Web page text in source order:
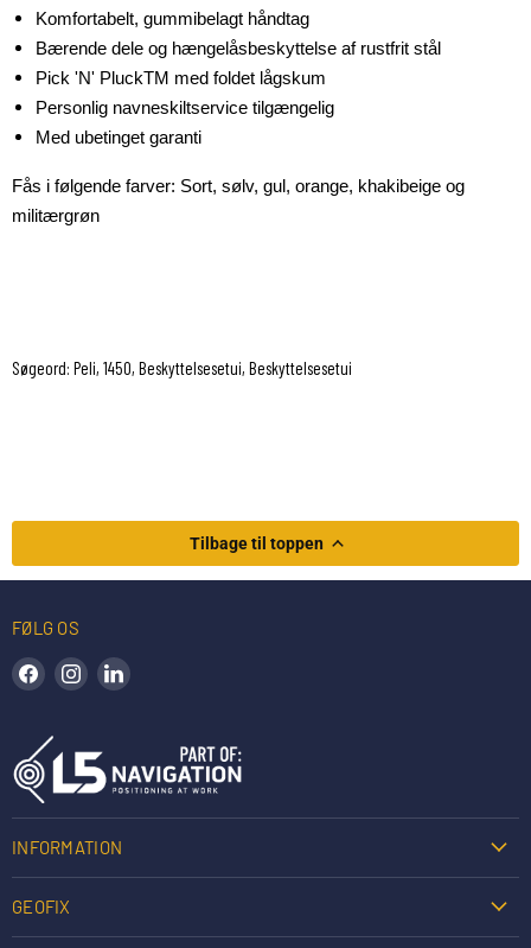
Komfortabelt, gummibelagt håndtag
Bærende dele og hængelåsbeskyttelse af rustfrit stål
Pick 'N' PluckTM med foldet lågskum
Personlig navneskiltservice tilgængelig
Med ubetinget garanti
Fås i følgende farver: Sort, sølv, gul, orange, khakibeige og
militærgrøn
Søgeord: Peli, 1450, Beskyttelsesetui, Beskyttelsesetui
Tilbage til toppen
FØLG OS
Find os på Facebook
Find os på Instagram
INFORMATION
GEOFIX